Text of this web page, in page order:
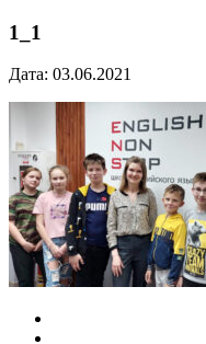
1_1
Дата: 03.06.2021